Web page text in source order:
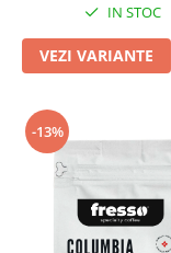
IN STOC
VEZI VARIANTE
-13%